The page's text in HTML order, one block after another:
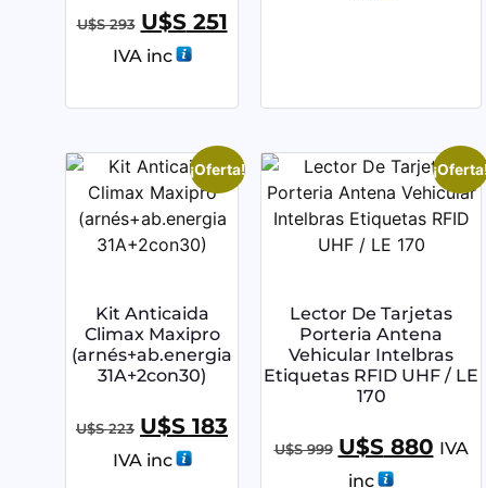
U$S293 U$S251
IVA inc
¡Oferta!
Kit Anticaida
Climax Maxipro
(arnés+ab.energia
31A+2con30)
U$S223 U$S 183
IVA inc
Lector De Tarjetas
Porteria Antena
Vehicular Intelbras
Etiquetas RFID UHF / LE
170
U$S999 U$S880 IVA
inc